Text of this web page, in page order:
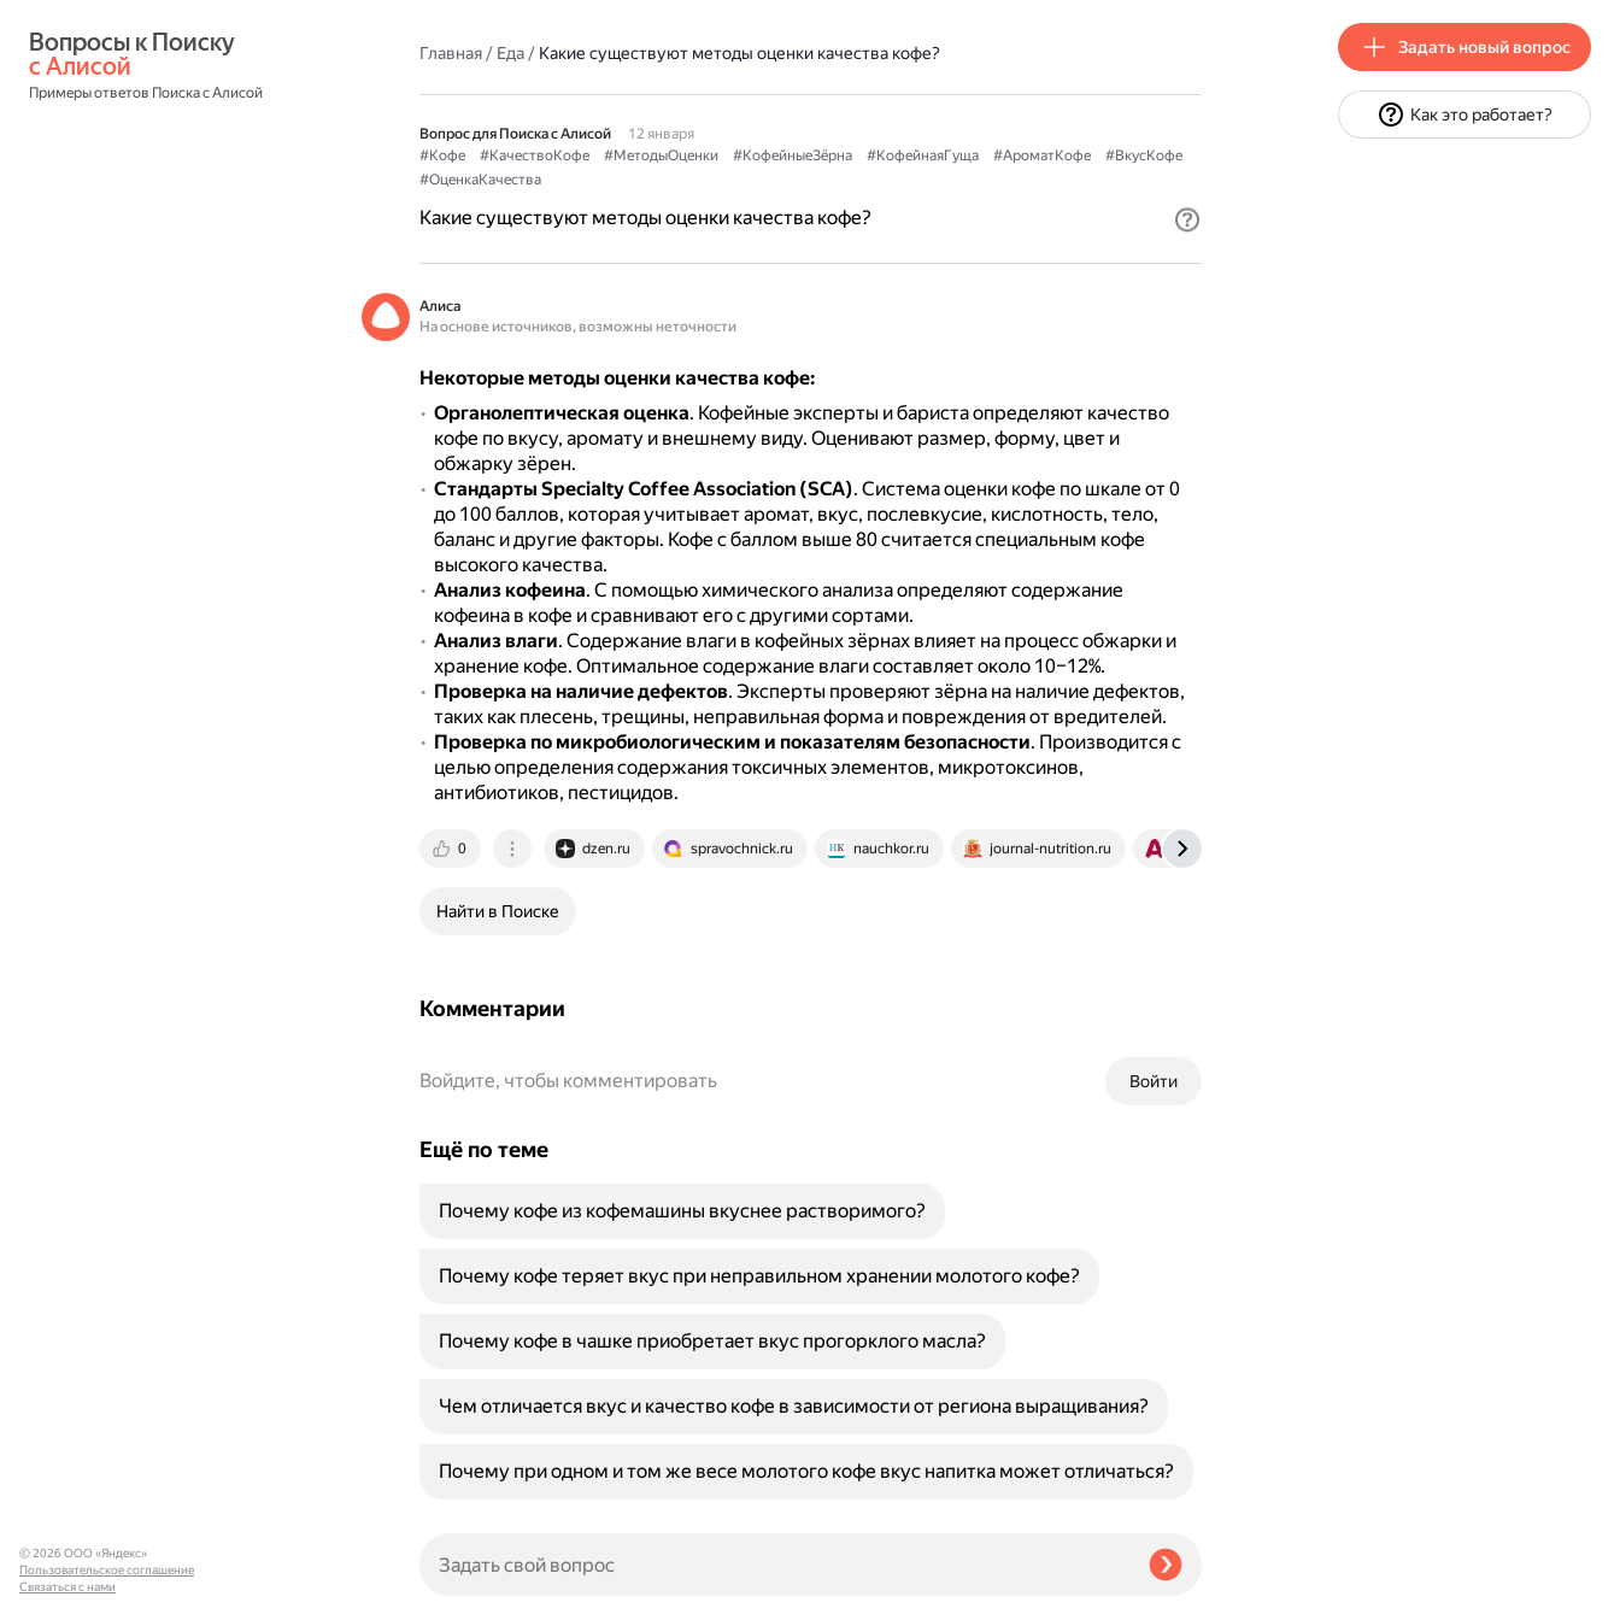
с Алисой
Примеры ответов Поиска с Алисой
Главная/ Еда/ Какие существуют методы оценки качества кофе?
Вопрос для Поиска с Алисой
12 января
#Кофе
#КачествоКофе #МетодыОценки #КофейныеЗёрна #КофейнаяГуща #АроматКофе
#ВкусКофе
#ОценкаКачества
Какие существуют методы оценки качества кофе?
Алиса
На основе источников, возможны неточности
Некоторые методы оценки качества кофе:
Органолептическая оценка. Кофейные эксперты и бариста определяют качество
кофе по вкусу, аромату и внешнему виду. Оценивают размер, форму, цвет и
обжарку зёрен.
Стандарты Specialty Coffee Association (SCA). Система оценки кофе по шкале от 0
до 100 баллов, которая учитывает аромат, вкус, послевкусие, кислотность, тело,
баланс и другие факторы. Кофе с баллом выше 80 считается специальным кофе
высокого качества.
Анализ кофеина. С помощью химического анализа определяют содержание
кофеина в кофе и сравнивают его с другими сортами.
Анализ влаги. Содержание влаги в кофейных зёрнах влияет на процесс обжарки и
хранение кофе. Оптимальное содержание влаги составляет около 10–12%.
Проверка на наличие дефектов. Эксперты проверяют зёрна на наличие дефектов,
таких как плесень, трещины, неправильная форма и повреждения от вредителей.
Проверка по микробиологическим и показателям безопасности. Производится с
целью определения содержания токсичных элементов, микротоксинов,
антибиотиков, пестицидов.
0 dzen.ru spravochnick.ru nauchkor.ru journal-nutrition.ru a-kofe.ru
Найти в Поиске
Комментарии
Войти
Войдите, чтобы комментировать
Ещё по теме
Почему кофе из кофемашины вкуснее растворимого?
Почему кофе теряет вкус при неправильном хранении молотого кофе?
Почему кофе в чашке приобретает вкус прогорклого масла?
Чем отличается вкус и качество кофе в зависимости от региона выращивания?
Почему при одном и том же весе молотого кофе вкус напитка может отличаться?
© 2026 ООО «Яндекс»
Пользовательское соглашение
Связаться с нами
Задать новый вопрос
Как это работает?